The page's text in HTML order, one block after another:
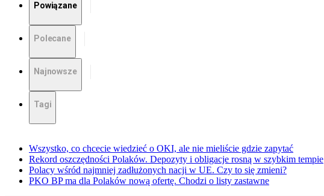
Powiązane
Polecane
Najnowsze
Tagi
Wszystko, co chcecie wiedzieć o OKI, ale nie mieliście gdzie zapytać
Rekord oszczędności Polaków. Depozyty i obligacje rosną w szybkim tempie
Polacy wśród najmniej zadłużonych nacji w UE. Czy to się zmieni?
PKO BP ma dla Polaków nową ofertę. Chodzi o listy zastawne